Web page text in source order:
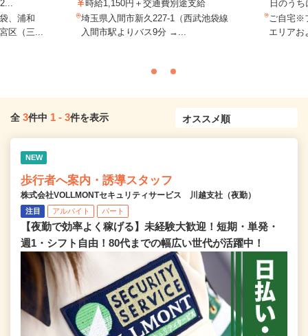
、浦和
区（三...
時給1,150円＋交通費別途支給
埼玉県入間市新久227-1（西武池袋線
入間市駅よりバス9分 →...
日のう
ご自宅※
エリアお
全 3件中 1 - 3件を表示
NEW
歩行者へ案内・誘導スタッフ
株式会社VOLLMONTセキュリティサービス 川越支社（夜勤）
注目 アルバイト パート
【夜勤で効率よく稼げる】未経験大歓迎！短期・単発・
週1・シフト自由！80代までの幅広い世代が活躍中！